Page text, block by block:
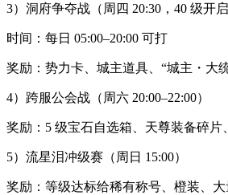
3）洞府争夺战（周四 20:30，40 级开启
时间：每日 05:00–20:00 可打
奖励：势力卡、城主道具、“城主・大
4）跨服公会战（周六 20:00–22:00）
奖励：5 级宝石自选箱、天尊装备碎片
5）流星泪冲级赛（周日 15:00）
奖励：等级达标给稀有称号、橙装、